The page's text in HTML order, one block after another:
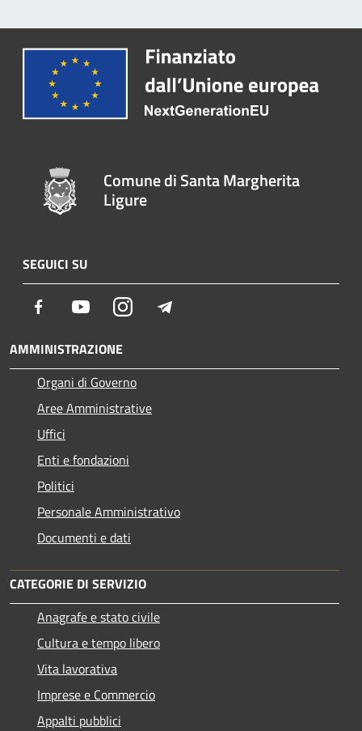
Comune di Santa Margherita
Ligure
SEGUICI SU
Facebook YoutubeInstagram
AMMINISTRAZIONE
Organi di Governo
Aree Amministrative
Uffici
Enti e fondazioni
Politici
Personale Amministrativo
Documenti e dati
CATEGORIE DI SERVIZIO
Anagrafe e stato civile
Cultura e tempo libero
Vita lavorativa
Imprese e Commercio
Appalti pubblici